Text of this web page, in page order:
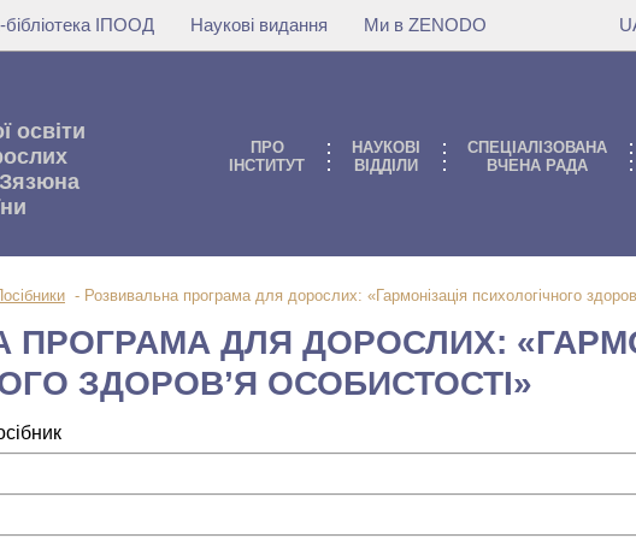
бібліотека ІПООД Наукові видання Ми в ZENODO
освіти
Зязюна
ПРО
IНСТИТУТ
НАУКОВI
ВIДДIЛИ
СПЕЦІАЛІЗОВАНА
ВЧЕНА РАДА
- Розвивальна програма для дорослих: «Гармонізація психологічного
ПРОГРАМА ДЛЯ ДОРОСЛИХ:
ЗДОРОВ’Я ОСОБИСТОСТІ»